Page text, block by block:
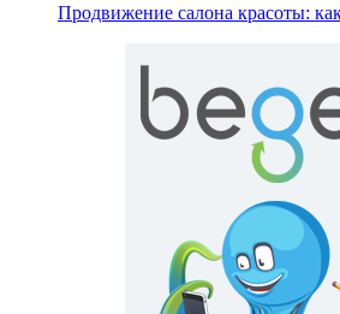
Продвижение салона красоты: